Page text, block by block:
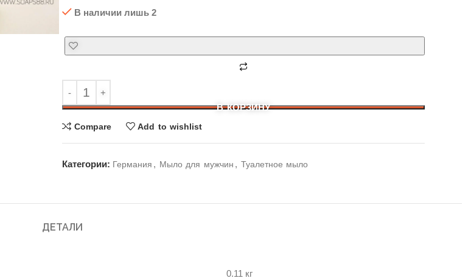
В наличии лишь 2
В КОРЗИНУ
Compare Add to wishlist
Категории: Германия , Мыло для мужчин , Туалетное мыло
ДЕТАЛИ
0.11 кг